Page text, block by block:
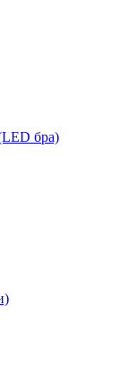
бра)